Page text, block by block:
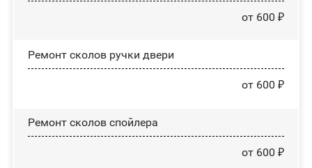
от 600 ₽
Ремонт сколов ручки двери
от 600 ₽
Ремонт сколов спойлера
от 600 ₽